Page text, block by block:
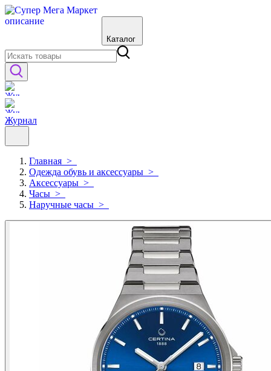
Каталог
Журнал
Главная >
Одежда обувь и аксессуары >
Аксессуары >
Часы >
Наручные часы >